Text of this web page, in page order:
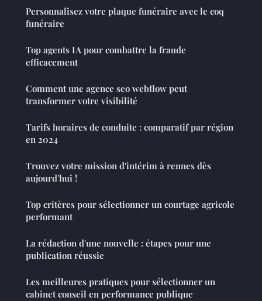
Personnalisez votre plaque funéraire avec le coq
funéraire
Top agents IA pour combattre la fraude
efficacement
Comment une agence seo webflow peut
transformer votre visibilité
Tarifs horaires de conduite : comparatif par région
en 2024
Trouvez votre mission d'intérim à rennes dès
aujourd'hui !
Top critères pour sélectionner un courtage agricole
performant
La rédaction d'une nouvelle : étapes pour une
publication réussie
Les meilleures pratiques pour sélectionner un
cabinet conseil en performance publique